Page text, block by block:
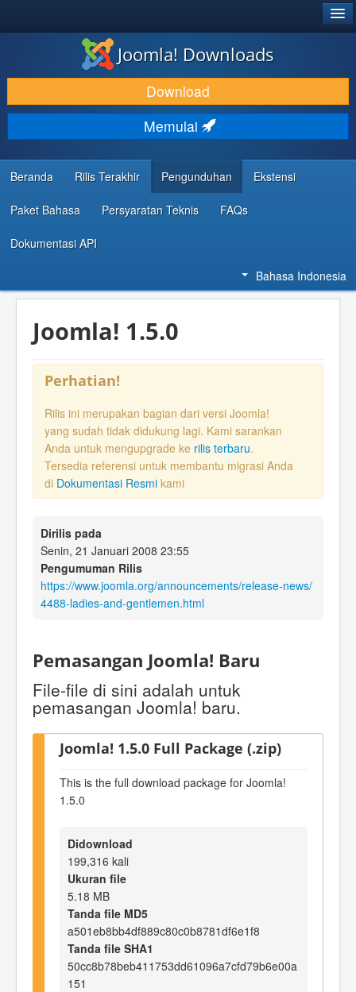
DOWNLOAD & KEMBANGKAN
TEMUKAN & PELAJARI
DUKUNGAN & KOMUNITAS
REFERENSI DEVELOPER
Joomla! Downloads
Download
Memulai
Beranda Rilis Terakhir Pengunduhan Ekstensi
Paket Bahasa Persyaratan Teknis FAQs
Dokumentasi API
Bahasa Indonesia
Joomla! 1.5.0
Perhatian!
Rilis ini merupakan bagian dari versi Joomla!
yang sudah tidak didukung lagi. Kami sarankan
Anda untuk mengupgrade ke rilis terbaru.
Tersedia referensi untuk membantu migrasi Anda
di Dokumentasi Resmi kami
Dirilis pada
Senin, 21 Januari 2008 23:55
Pengumuman Rilis
https://www.joomla.org/announcements/release-news/
4488-ladies-and-gentlemen.html
Pemasangan Joomla! Baru
File-file di sini adalah untuk
pemasangan Joomla! baru.
Joomla! 1.5.0 Full Package (.zip)
This is the full download package for Joomla!
1.5.0
Didownload
199,316 kali
Ukuran file
5.18 MB
Tanda file MD5
a501eb8bb4df889c80c0b8781df6e1f8
Tanda file SHA1
50cc8b78beb411753dd61096a7cfd79b6e00a
151